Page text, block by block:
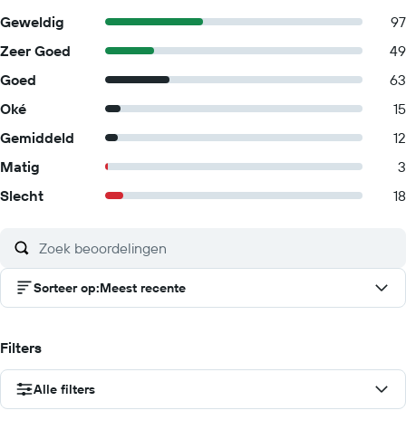
Geweldig
97
Zeer Goed
49
Goed
63
Oké
15
Gemiddeld
12
Matig
3
Slecht
18
Sorteer op:Meest recente
Filters
Alle filters